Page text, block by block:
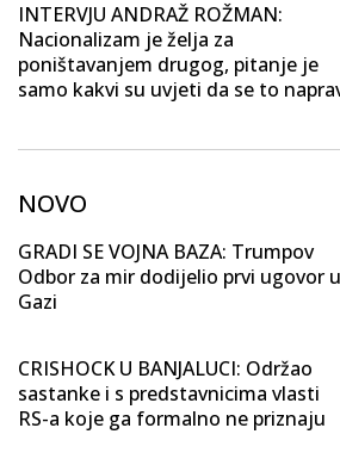
INTERVJU ANDRAŽ ROŽMAN:
Nacionalizam je želja za
poništavanjem drugog, pitanje je
samo kakvi su uvjeti da se to
NOVO
GRADI SE VOJNA BAZA: Trumpov
Odbor za mir dodijelio prvi ugovor u
Gazi
CRISHOCK U BANJALUCI: Održao
sastanke i s predstavnicima vlasti
RS-a koje ga formalno ne priznaju